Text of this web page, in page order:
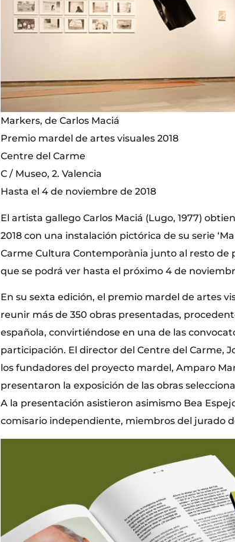
Markers, de Carlos Maciá
Premio mardel de artes visuales 2018
Centre del Carme
C / Museo, 2. Valencia
Hasta el 4 de noviembre de 2018
El artista gallego Carlos Maciá (Lugo, 1977)
2018 con una instalación pictórica de su serie
Carme Cultura Contemporània junto al resto de
que se podrá ver hasta el próximo 4 de
En su sexta edición, el premio mardel de artes
reunir más de 350 obras presentadas,
española, convirtiéndose en una de las
participación. El director del Centre del Carme,
los fundadores del proyecto mardel, Amparo
presentaron la exposición de las obras
A la presentación asistieron asimismo Bea
comisario independiente, miembros del jurado